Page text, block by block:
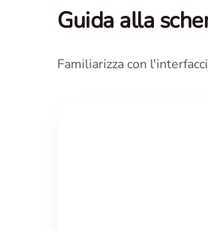
Guida alla
Familiarizza con